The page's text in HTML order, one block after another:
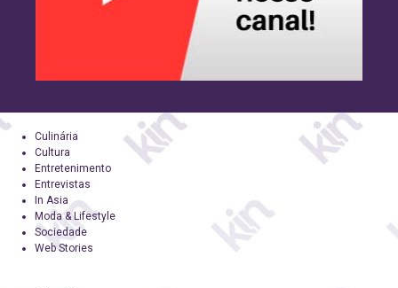
Culinária
Cultura
Entretenimento
Entrevistas
In Asia
Moda & Lifestyle
Sociedade
Web Stories